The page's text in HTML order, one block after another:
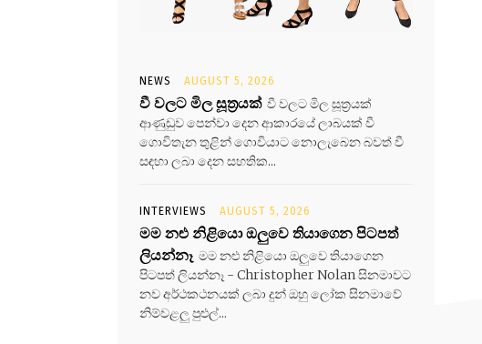
NEWS AUGUST 5, 2026
වී වලට මිල සූත්‍රයක් වී වලට මිල සූත්‍රයක්
ආණුඩුව පෙන්වා දෙන ආකාරයේ ලාබයක් වී
ගොවිතැන තුළින් ගොවියාට නොලැබෙන බවත් වී
සඳහා ලබා දෙන සහතික...
INTERVIEWS AUGUST 5, 2026
මම නළු නිළියො ඔලුවෙ තියාගෙන පිටපත්
ලියන්නෑ මම නළු නිළියො ඔලුවෙ තියාගෙන
පිටපත් ලියන්නෑ - Christopher Nolan සිනමාවට
නව අර්ථකථනයක් ලබා දුන් ඔහු ලෝක සිනමාවේ
නිම්වළලු පුළුල්...